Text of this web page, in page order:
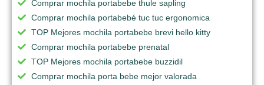
Comprar mochila portabebe thule sapling
Comprar mochila portabebé tuc tuc ergonomica
TOP Mejores mochila portabebe brevi hello kitty
Comprar mochila portabebe prenatal
TOP Mejores mochila portabebe buzzidil
Comprar mochila porta bebe mejor valorada